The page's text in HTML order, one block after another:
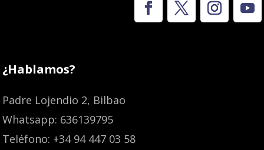
¿Hablamos?
Padre Lojendio 2, Bilbao
Whatsapp: 636139795
Teléfono: +34 94 447 03 58